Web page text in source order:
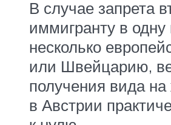
В случае запрета
иммигранту в одну
несколько
или Швейцарию,
получения вида
в Австрии